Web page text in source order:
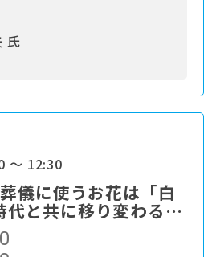
氏
～ 12:30
儀に使うお花は「白
代と共に移り変わる顧
々、葬儀社は現状の
のか・・・
0